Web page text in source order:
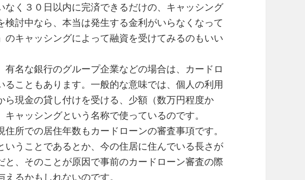
なく３０日以内に完済できるだけの、キャッシング
検討中なら、本当は発生する金利がいらなくなって
のキャッシングによって融資を受けてみるのもいい
有名な銀行のグループ企業などの場合は、カードロ
ることもあります。一般的な意味では、個人の利用
ら現金の貸し付けを受ける、少額（数万円程度か
キャッシングという名称で使っているのです。
所での居住年数もカードローンの審査事項です。
いうことであるとか、今の住居に住んでいる長さが
と、そのことが原因で事前のカードローン審査の際
るかもしれないのです。